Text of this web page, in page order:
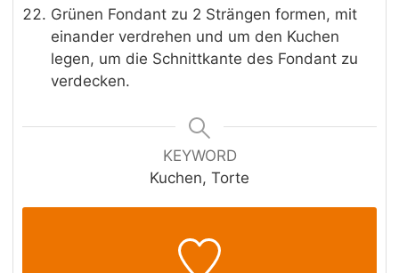
Grünen Fondant zu 2 Strängen formen, mit
einander verdrehen und um den Kuchen
legen, um die Schnittkante des Fondant zu
verdecken.
KEYWORD
Kuchen, Torte